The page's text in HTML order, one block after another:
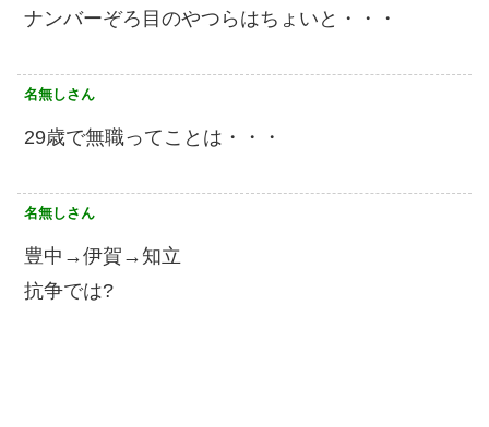
ナンバーぞろ目のやつらはちょいと・・・
名無しさん
29歳で無職ってことは・・・
名無しさん
豊中→伊賀→知立
抗争では?